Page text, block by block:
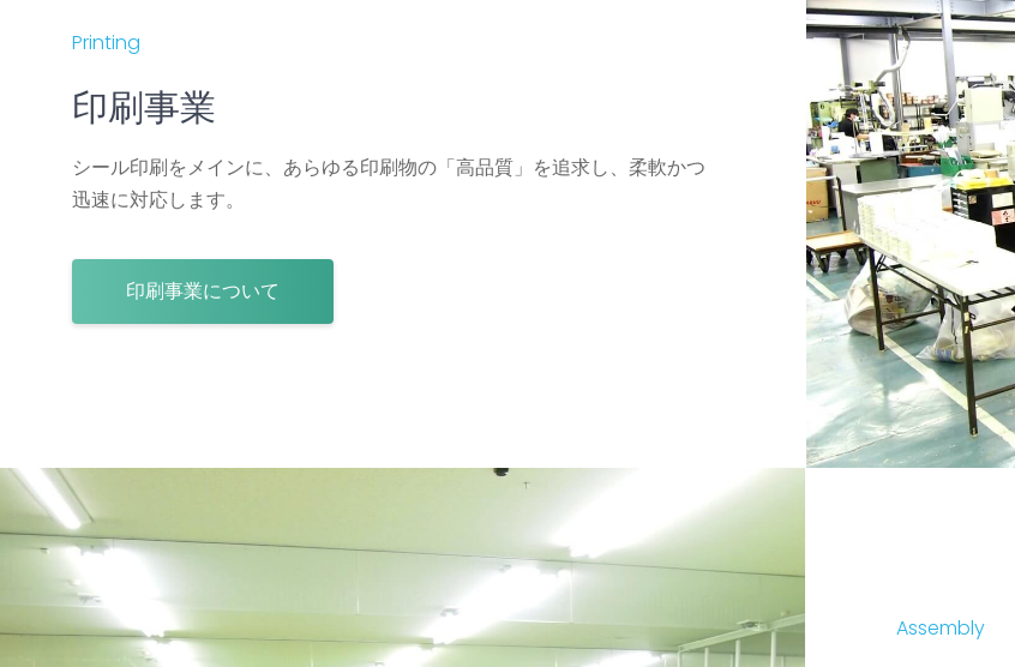
Printing
印刷事業
シール印刷をメインに、あらゆる印刷物の「高品質」を追求し、柔軟かつ
迅速に対応します。
印刷事業について
Assembly